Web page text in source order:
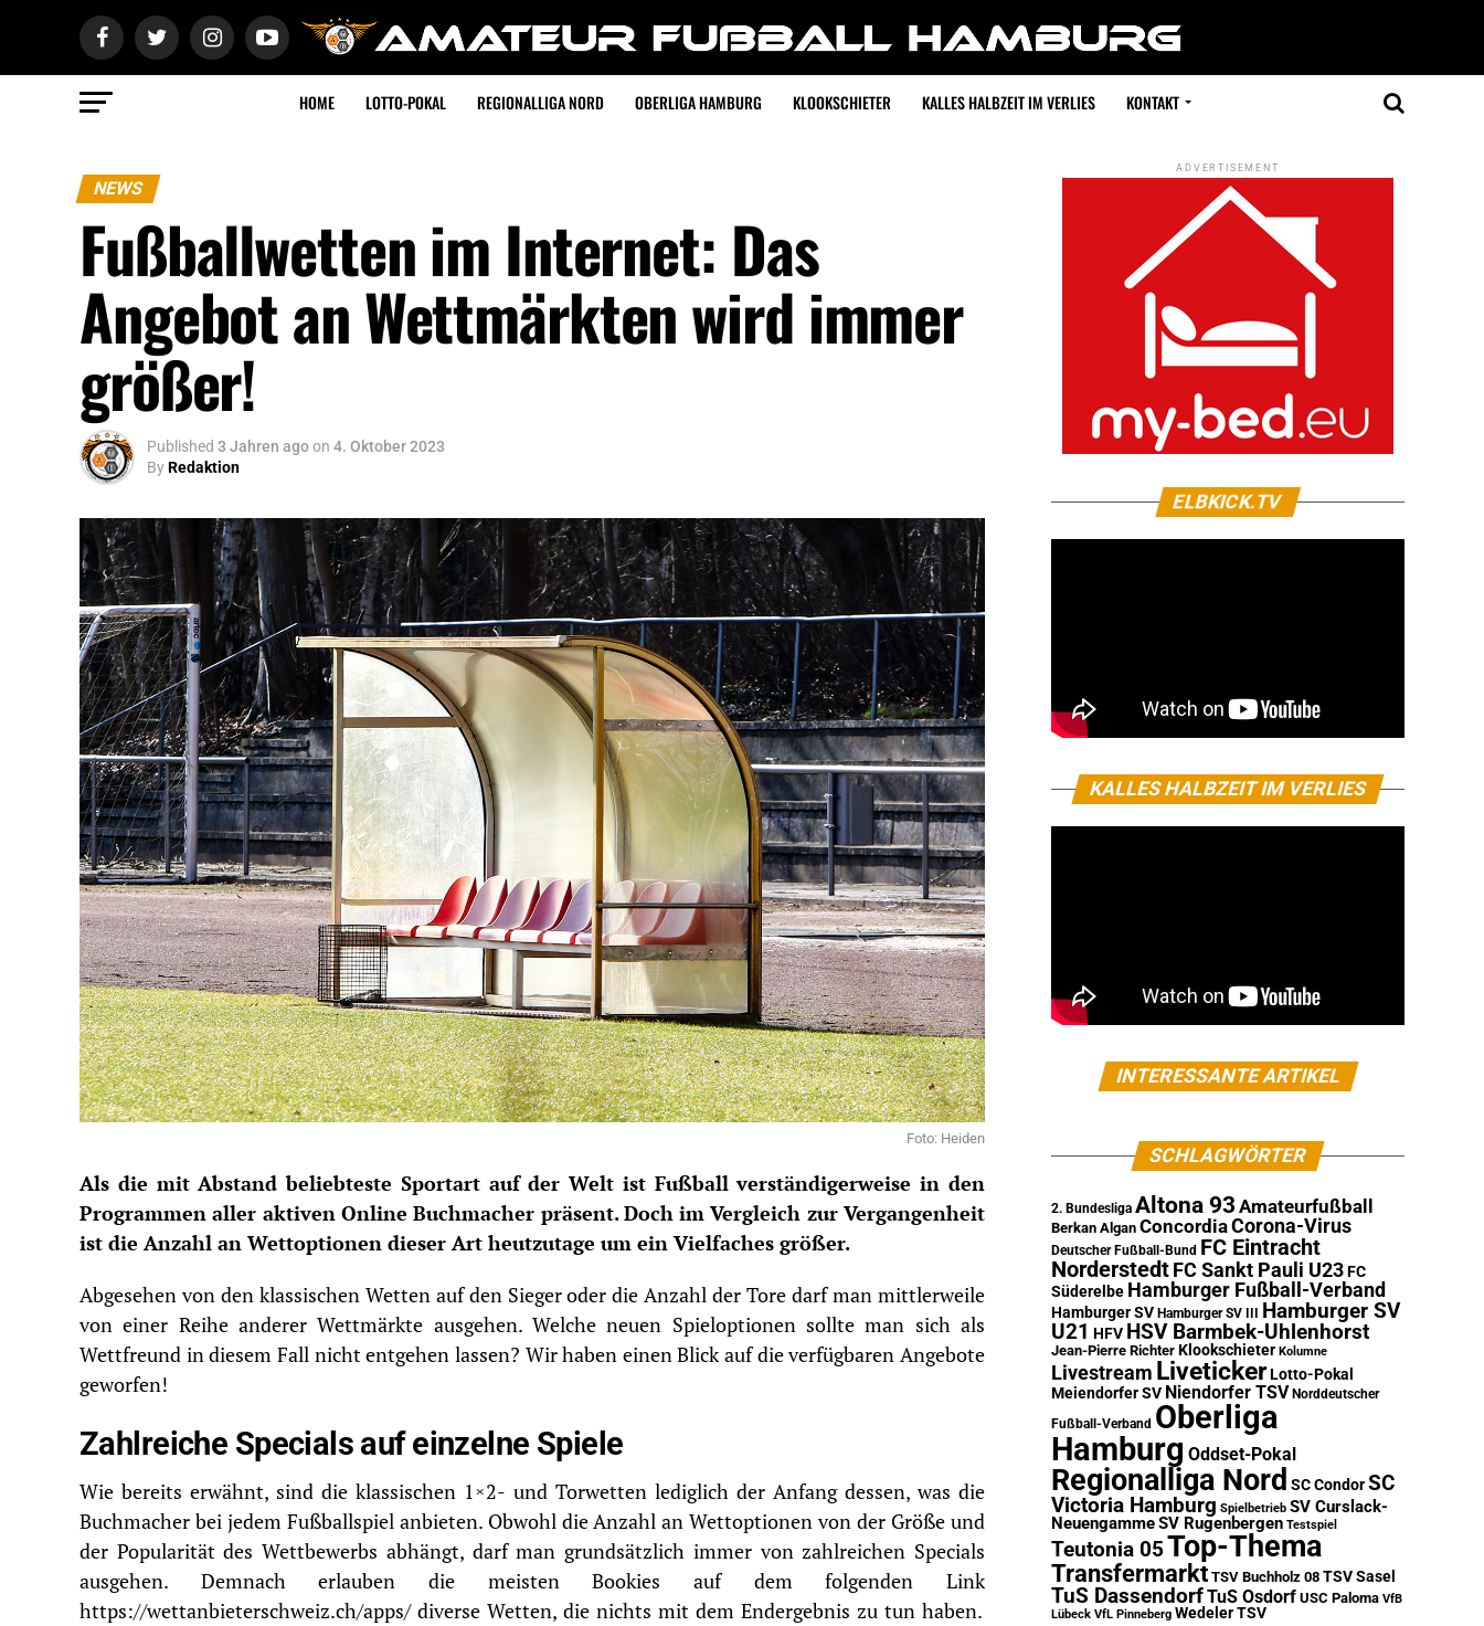
HOME LOTTO-POKAL REGIONALLIGA NORD OBERLIGA HAMBURG KLOOKSCHIETER KALLES HALBZEIT IM VERLIES KONTAKT
NEWS
Fußballwetten im Internet: Das
Angebot an Wettmärkten wird immer
größer!
Published 3 Jahren agoon 4. Oktober 2023
ByRedaktion
Foto: Heiden
Als die mit Abstand beliebteste Sportart auf der Welt ist Fußball verständigerweise in den
Programmen aller aktiven Online Buchmacher präsent. Doch im Vergleich zur Vergangenheit
ist die Anzahl an Wettoptionen dieser Art heutzutage um ein Vielfaches größer.
Abgesehen von den klassischen Wetten auf den Sieger oder die Anzahl der Tore darf man mittlerweile
von einer Reihe anderer Wettmärkte ausgehen. Welche neuen Spieloptionen sollte man sich als
Wettfreund in diesem Fall nicht entgehen lassen? Wir haben einen Blick auf die verfügbaren Angebote
geworfen!
Zahlreiche Specials auf einzelne Spiele
Wie bereits erwähnt, sind die klassischen 1×2- und Torwetten lediglich der Anfang dessen, was die
Buchmacher bei jedem Fußballspiel anbieten. Obwohl die Anzahl an Wettoptionen von der Größe und
der Popularität des Wettbewerbs abhängt, darf man grundsätzlich immer von zahlreichen Specials
ausgehen. Demnach erlauben die meisten Bookies auf dem folgenden Link
https://wettanbieterschweiz.ch/apps/diverse Wetten, die nichts mit dem Endergebnis zu tun haben.
ADVERTISEMENT
ELBKICK.TV
KALLES HALBZEIT IM VERLIES
INTERESSANTE ARTIKEL
SCHLAGWÖRTER
2. Bundesliga Altona 93 Amateurfußball
Berkan Algan ConcordiaCorona-Virus
Deutscher Fußball-Bund FC Eintracht
Norderstedt FC Sankt Pauli U23FC
Süderelbe Hamburger Fußball-Verband
Hamburger SV Hamburger SV III
Hamburger SV
U21 HFV HSV Barmbek-Uhlenhorst
Jean-Pierre Richter Klookschieter Kolumne
Livestream LivetickerLotto-Pokal
Meiendorfer SV Niendorfer TSV Norddeutscher
Fußball-Verband Oberliga
Hamburg Oddset-Pokal
Regionalliga Nord SC CondorSC
Victoria Hamburg Spielbetrieb SV Curslack-
NeuengammeSV Rugenbergen Testspiel
Teutonia 05Top-Thema
Transfermarkt TSV Buchholz 08 TSV Sasel
TuS DassendorfTuS Osdorf USC Paloma VfB
Lübeck VfL Pinneberg Wedeler TSV